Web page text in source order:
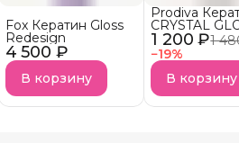
4 500 ₽
Fox Кератин Gloss
Redesign
В корзину
1 200 ₽1
−19%
Prodiva
CRYSTAL
Питательный
тонких и
осветленных
В корзину